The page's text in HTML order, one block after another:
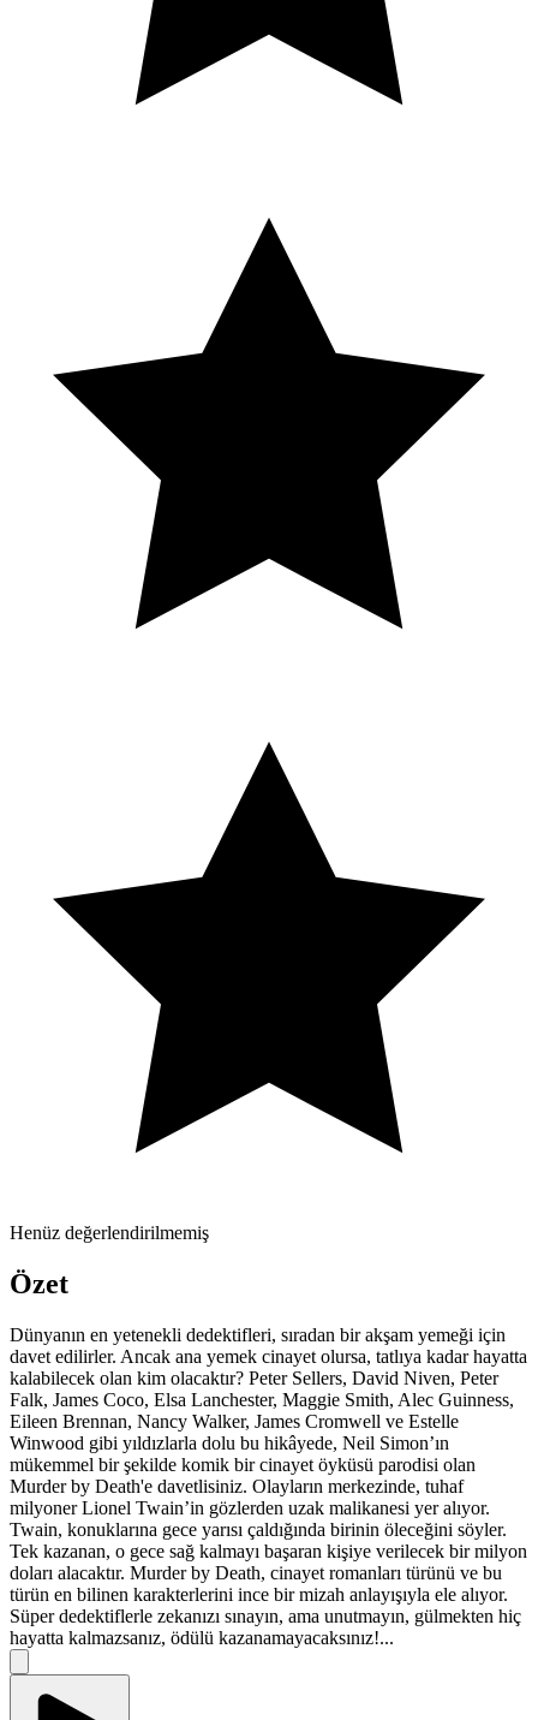
Henüz değerlendirilmemiş
Özet
Dünyanın en yetenekli dedektifleri, sıradan bir akşam yemeği için
davet edilirler. Ancak ana yemek cinayet olursa, tatlıya kadar hayatta
kalabilecek olan kim olacaktır? Peter Sellers, David Niven, Peter
Falk, James Coco, Elsa Lanchester, Maggie Smith, Alec Guinness,
Eileen Brennan, Nancy Walker, James Cromwell ve Estelle
Winwood gibi yıldızlarla dolu bu hikâyede, Neil Simon’ın
mükemmel bir şekilde komik bir cinayet öyküsü parodisi olan
Murder by Death'e davetlisiniz. Olayların merkezinde, tuhaf
milyoner Lionel Twain’in gözlerden uzak malikanesi yer alıyor.
Twain, konuklarına gece yarısı çaldığında birinin öleceğini söyler.
Tek kazanan, o gece sağ kalmayı başaran kişiye verilecek bir milyon
doları alacaktır. Murder by Death, cinayet romanları türünü ve bu
türün en bilinen karakterlerini ince bir mizah anlayışıyla ele alıyor.
Süper dedektiflerle zekanızı sınayın, ama unutmayın, gülmekten hiç
hayatta kalmazsanız, ödülü kazanamayacaksınız!...